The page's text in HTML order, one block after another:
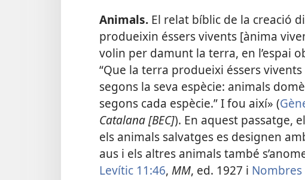
Animals. El relat bíblic de la creació
produeixin éssers vivents [ànima
volin per damunt la terra, en l’espai
“Que la terra produeixi éssers
segons la seva espècie: animals
segons cada espècie.” I fou així» (
Catalana [BEC]). En aquest passatge,
els animals salvatges es designen
aus i els altres animals també
Levític 11:46, MM, ed. 1927 i Nombres